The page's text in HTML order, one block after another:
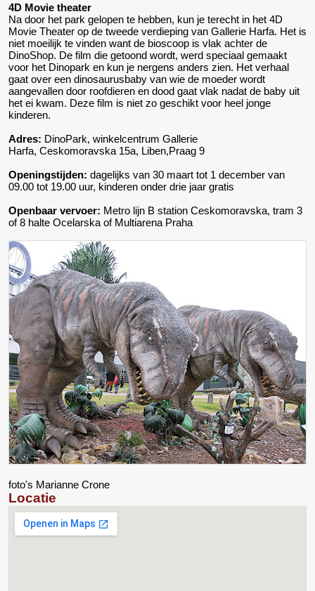
4D Movie theater
Na door het park gelopen te hebben, kun je terecht in het 4D
Movie Theater op de tweede verdieping van Gallerie Harfa. Het is
niet moeilijk te vinden want de bioscoop is vlak achter de
DinoShop. De film die getoond wordt, werd speciaal gemaakt
voor het Dinopark en kun je nergens anders zien. Het verhaal
gaat over een dinosaurusbaby van wie de moeder wordt
aangevallen door roofdieren en dood gaat vlak nadat de baby uit
het ei kwam. Deze film is niet zo geschikt voor heel jonge
kinderen.
Adres: DinoPark, winkelcentrum Gallerie
Harfa, Ceskomoravska 15a, Liben,Praag 9
Openingstijden: dagelijks van 30 maart tot 1 december van
09.00 tot 19.00 uur, kinderen onder drie jaar gratis
Openbaar vervoer: Metro lijn B station Ceskomoravska, tram 3
of 8 halte Ocelarska of Multiarena Praha
foto's Marianne Crone
Locatie